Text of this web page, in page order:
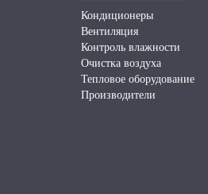
Кондиционеры
Вентиляция
Контроль влажности
Очистка воздуха
Тепловое оборудование
Производители